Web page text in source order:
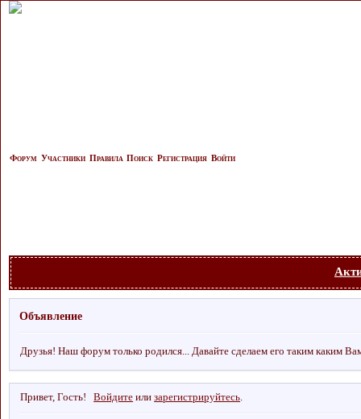
Форум Участники Правила Поиск Регистрация Войти
Объявление
Друзья! Наш форум только родился... Давайте сделаем его таким каким
Привет, Гость! Войдите илизарегистрируйтесь.